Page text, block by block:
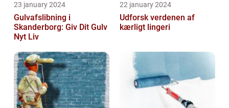
23 january 2024
Gulvafslibning i
Skanderborg: Giv Dit Gulv
Nyt Liv
22 january 2024
Udforsk verdenen af
kærligt lingeri